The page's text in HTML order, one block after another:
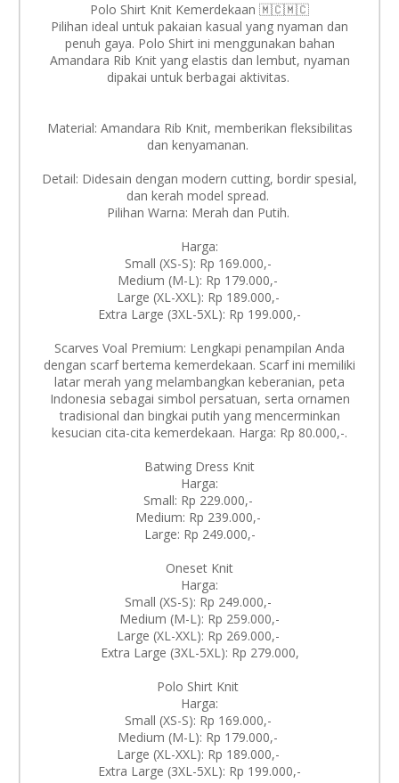
Polo Shirt Knit Kemerdekaan 🇲🇨🇲🇨
Pilihan ideal untuk pakaian kasual yang nyaman dan
penuh gaya. Polo Shirt ini menggunakan bahan
Amandara Rib Knit yang elastis dan lembut, nyaman
dipakai untuk berbagai aktivitas.
Material: Amandara Rib Knit, memberikan fleksibilitas
dan kenyamanan.
Detail: Didesain dengan modern cutting, bordir spesial,
dan kerah model spread.
Pilihan Warna: Merah dan Putih.
Harga:
Small (XS-S): Rp 169.000,-
Medium (M-L): Rp 179.000,-
Large (XL-XXL): Rp 189.000,-
Extra Large (3XL-5XL): Rp 199.000,-
Scarves Voal Premium: Lengkapi penampilan Anda
dengan scarf bertema kemerdekaan. Scarf ini memiliki
latar merah yang melambangkan keberanian, peta
Indonesia sebagai simbol persatuan, serta ornamen
tradisional dan bingkai putih yang mencerminkan
kesucian cita-cita kemerdekaan. Harga: Rp 80.000,-.
Batwing Dress Knit
Harga:
Small: Rp 229.000,-
Medium: Rp 239.000,-
Large: Rp 249.000,-
Oneset Knit
Harga:
Small (XS-S): Rp 249.000,-
Medium (M-L): Rp 259.000,-
Large (XL-XXL): Rp 269.000,-
Extra Large (3XL-5XL): Rp 279.000,
Polo Shirt Knit
Harga:
Small (XS-S): Rp 169.000,-
Medium (M-L): Rp 179.000,-
Large (XL-XXL): Rp 189.000,-
Extra Large (3XL-5XL): Rp 199.000,-